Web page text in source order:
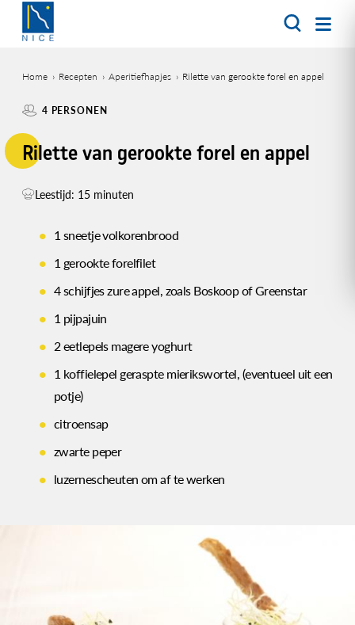
Overslaan
naar
inhoud
gaan
Home Recepten Aperitiefhapjes Rilette van gerookte forel en appel
4 PERSONEN
Rilette van gerookte forel en appel
Leestijd: 15 minuten
1 sneetje volkorenbrood
1 gerookte forelfilet
4 schijfjes zure appel, zoals Boskoop of Greenstar
1 pijpajuin
2 eetlepels magere yoghurt
1 koffielepel geraspte mierikswortel, (eventueel uit een
potje)
citroensap
zwarte peper
luzernescheuten om af te werken